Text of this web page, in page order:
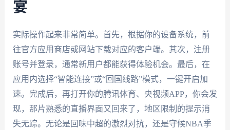
宴
实际操作起来非常简单。首先，根据你的设备系统，前
往官方应用商店或网站下载对应的客户端。其次，注册
账号并登录，通常新用户都能获得体验机会。最后，在
应用内选择“智能连接”或“回国线路”模式，一键开启加
速。完成后，再打开你的腾讯体育、央视频APP，你会发
现，那片熟悉的直播界面又回来了，地区限制的提示消
失无踪。无论是回味中超的激烈对抗，还是守候NBA季